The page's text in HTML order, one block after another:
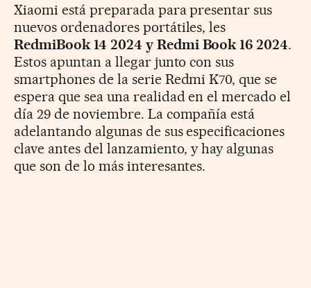
Xiaomi está preparada para presentar sus
nuevos ordenadores portátiles, les
RedmiBook 14 2024 y Redmi Book 16 2024.
Estos apuntan a llegar junto con sus
smartphones de la serie Redmi K70, que se
espera que sea una realidad en el mercado el
día 29 de noviembre. La compañía está
adelantando algunas de sus especificaciones
clave antes del lanzamiento, y hay algunas
que son de lo más interesantes.